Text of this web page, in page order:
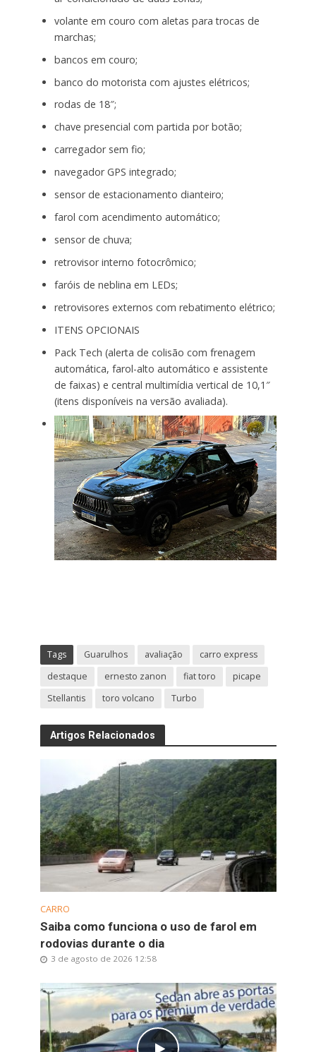
volante em couro com aletas para trocas de
marchas;
bancos em couro;
banco do motorista com ajustes elétricos;
rodas de 18″;
chave presencial com partida por botão;
carregador sem fio;
navegador GPS integrado;
sensor de estacionamento dianteiro;
farol com acendimento automático;
sensor de chuva;
retrovisor interno fotocrômico;
faróis de neblina em LEDs;
retrovisores externos com rebatimento elétrico;
ITENS OPCIONAIS
Pack Tech (alerta de colisão com frenagem
automática, farol-alto automático e assistente
de faixas) e central multimídia vertical de 10,1″
(itens disponíveis na versão avaliada).
Tags Guarulhos avaliação
carro express
destaque
ernesto zanon fiat toro
picape
Stellantis
toro volcano Turbo
Artigos Relacionados
CARRO
Saiba como funciona o uso de farol em
rodovias durante o dia
3 de agosto de 2026 12:58